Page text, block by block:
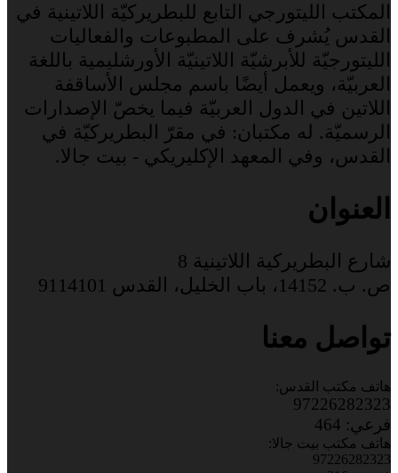
المكتب الليتورجي التابع للبطريركيّة اللاتينية في
القدس يُشرف على المطبوعات والفعاليات
الليتورجيّة للأبرشيّة اللاتينيّة الأورشليمية باللغة
العربيّة، ويعمل أيضًا باسم مجلس الأساقفة
اللاتين في الدول العربيّة فيما يخصّ الإصدارات
الرسميّة. له مكتبان: في مقرّ البطريركيّة في
القدس، وفي المعهد الإكليريكي - بيت جالا.
العنوان
شارع البطريركية اللاتينية 8
ص. ب. 14152، باب الخليل، القدس 9114101
تواصل معنا
هاتف مكتب القدس:
97226282323
فرعي: 464
هاتف مكتب بيت جالا:
97226282323